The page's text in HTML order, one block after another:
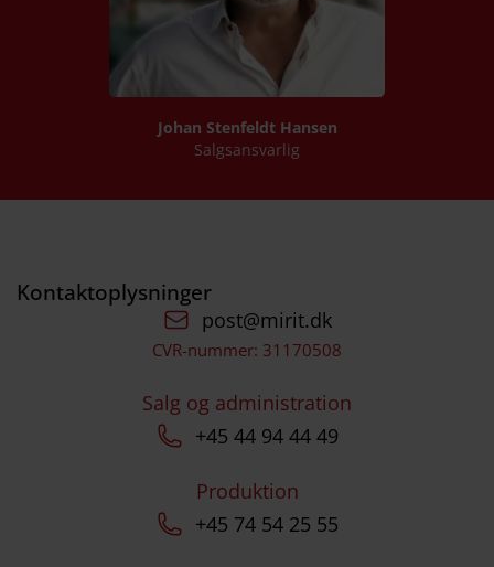
Johan Stenfeldt Hansen
Salgsansvarlig
Kontaktoplysninger
post@mirit.dk
CVR-nummer: 31170508
Salg og administration
+45 44 94 44 49
Produktion
+45 74 54 25 55